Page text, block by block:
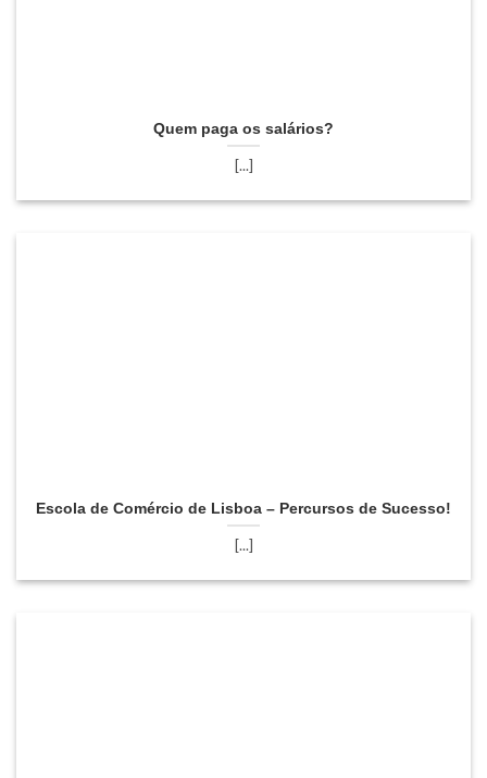
Quem paga os salários?
[...]
Escola de Comércio de Lisboa – Percursos de Sucesso!
[...]